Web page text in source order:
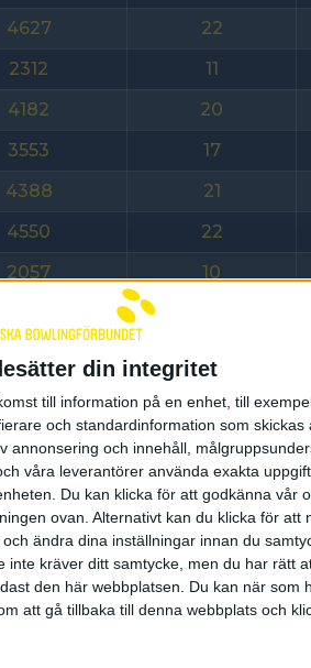
din integritet
till information på en enhet, till
och standardinformation som skickas
annonsering och innehåll,
våra leverantörer använda exakta
Du kan klicka för att godkänna vår
ovan. Alternativt kan du klicka för att
ändra dina inställningar innan du
kräver ditt samtycke, men du har rätt
den här webbplatsen. Du kan när som
att gå tillbaka till denna webbplats och
4627
22
2312
11
4182
20
3553
17
4388
21
4550
22
2057
10
4279
21
3856
19
2018
10
2011
10
992
5
2181
11